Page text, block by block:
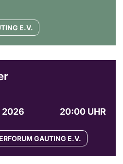
E.V.
2026
20:00 UHR
GAUTING E.V.